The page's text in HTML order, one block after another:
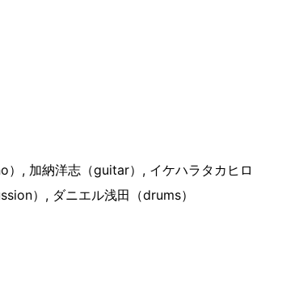
, 加納洋志（guitar）, イケハラタカヒロ
）, ダニエル浅田（drums）